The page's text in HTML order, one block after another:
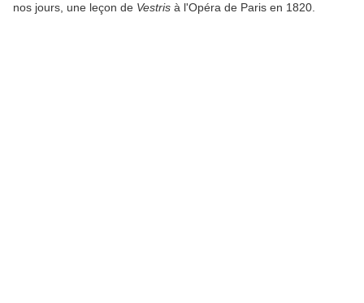
nos jours, une leçon de Vestris à l'Opéra de Paris en 1820.